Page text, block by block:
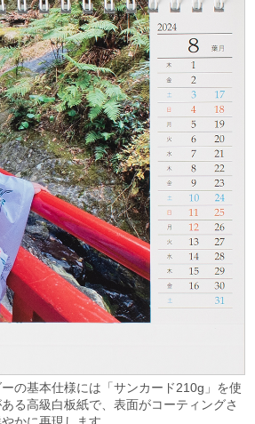
の基本仕様には「サンカード210g」を使
る高級白板紙で、表面がコーティングさ
かに再現します。